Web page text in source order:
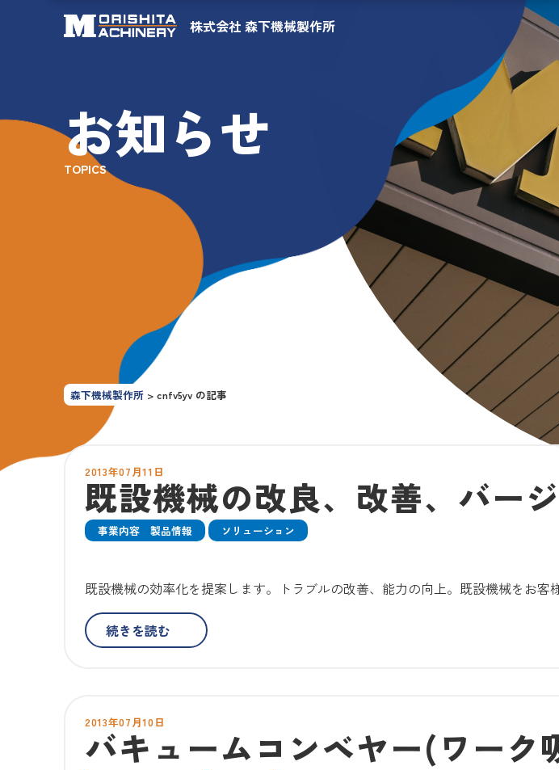
株式会社 森下機械製作所
お知らせ
TOPICS
森下機械製作所 >cnfv5yv の記事
2013年07月11日
既設機械の改良、改善、バー
事業内容 製品情報 ソリューション
既設機械の効率化を提案します。トラブルの改善、能力の向上。既設機械をお
続きを読む
2013年07月10日
バキュームコンベヤー(ワーク